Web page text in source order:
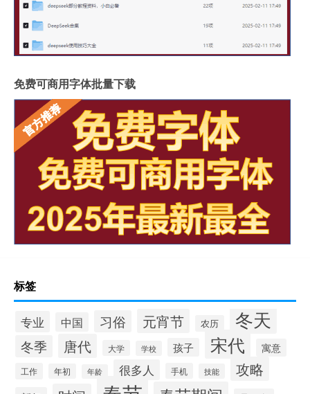
免费可商用字体批量下载
标签
专业 中国 习俗 元宵节 农历 冬天
冬季 唐代 大学 学校 孩子 宋代 寓意
工作 年初 年龄 很多人 手机 技能 攻略